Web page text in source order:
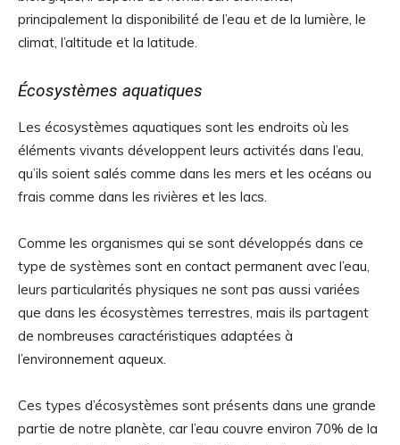
principalement la disponibilité de l’eau et de la lumière, le
climat, l’altitude et la latitude.
Écosystèmes aquatiques
Les écosystèmes aquatiques sont les endroits où les
éléments vivants développent leurs activités dans l’eau,
qu’ils soient salés comme dans les mers et les océans ou
frais comme dans les rivières et les lacs.
Comme les organismes qui se sont développés dans ce
type de systèmes sont en contact permanent avec l’eau,
leurs particularités physiques ne sont pas aussi variées
que dans les écosystèmes terrestres, mais ils partagent
de nombreuses caractéristiques adaptées à
l’environnement aqueux.
Ces types d’écosystèmes sont présents dans une grande
partie de notre planète, car l’eau couvre environ 70% de la